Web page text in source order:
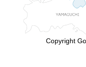
Copyright